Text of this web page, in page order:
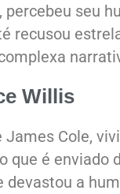
seu
recusou
Willis
James Cole,
que é
a